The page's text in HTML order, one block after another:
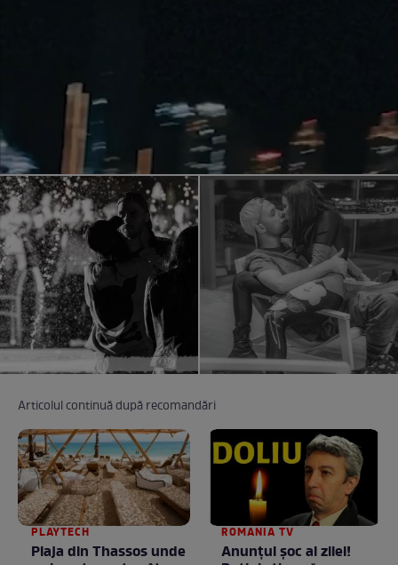
Articolul continuă după recomandări
PLAYTECH
Plaja din Thassos unde
ROMANIA TV
Anunţul şoc al zilei!